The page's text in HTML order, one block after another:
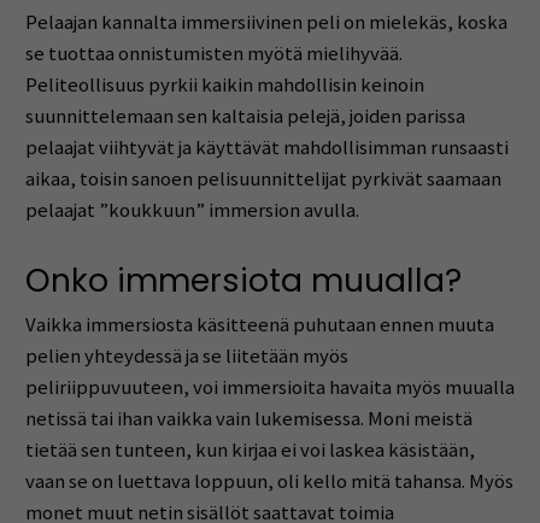
Pelaajan kannalta immersiivinen peli on mielekäs, koska
se tuottaa onnistumisten myötä mielihyvää.
Peliteollisuus pyrkii kaikin mahdollisin keinoin
suunnittelemaan sen kaltaisia pelejä, joiden parissa
pelaajat viihtyvät ja käyttävät mahdollisimman runsaasti
aikaa, toisin sanoen pelisuunnittelijat pyrkivät saamaan
pelaajat ”koukkuun” immersion avulla.
Onko immersiota muualla?
Vaikka immersiosta käsitteenä puhutaan ennen muuta
pelien yhteydessä ja se liitetään myös
peliriippuvuuteen, voi immersioita havaita myös muualla
netissä tai ihan vaikka vain lukemisessa. Moni meistä
tietää sen tunteen, kun kirjaa ei voi laskea käsistään,
vaan se on luettava loppuun, oli kello mitä tahansa. Myös
monet muut netin sisällöt saattavat toimia